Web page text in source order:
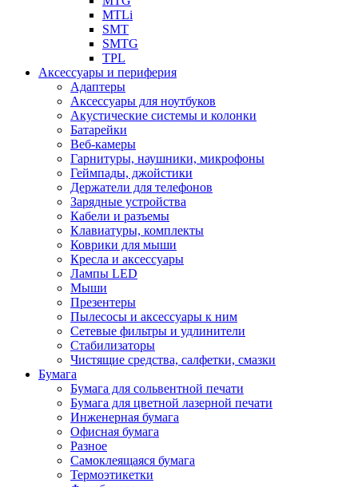
MTLi
SMT
SMTG
TPL
Аксессуары и периферия
Адаптеры
Аксессуары для ноутбуков
Акустические системы и колонки
Батарейки
Веб-камеры
Гарнитуры, наушники, микрофоны
Геймпады, джойстики
Держатели для телефонов
Зарядные устройства
Кабели и разъемы
Клавиатуры, комплекты
Коврики для мыши
Кресла и аксессуары
Лампы LED
Мыши
Презентеры
Пылесосы и аксессуары к ним
Сетевые фильтры и удлинители
Стабилизаторы
Чистящие средства, салфетки, смазки
Бумага
Бумага для сольвентной печати
Бумага для цветной лазерной печати
Инженерная бумага
Офисная бумага
Разное
Самоклеящаяся бумага
Термоэтикетки